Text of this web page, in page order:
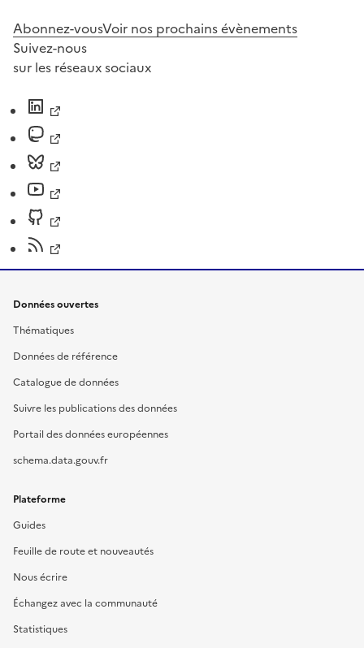
Abonnez-vousVoir nos prochains évènements
Suivez-nous
sur les réseaux sociaux
Données ouvertes
Thématiques
Données de référence
Catalogue de données
Suivre les publications des données
Portail des données européennes
schema.data.gouv.fr
Plateforme
Guides
Feuille de route et nouveautés
Nous écrire
Échangez avec la communauté
Statistiques